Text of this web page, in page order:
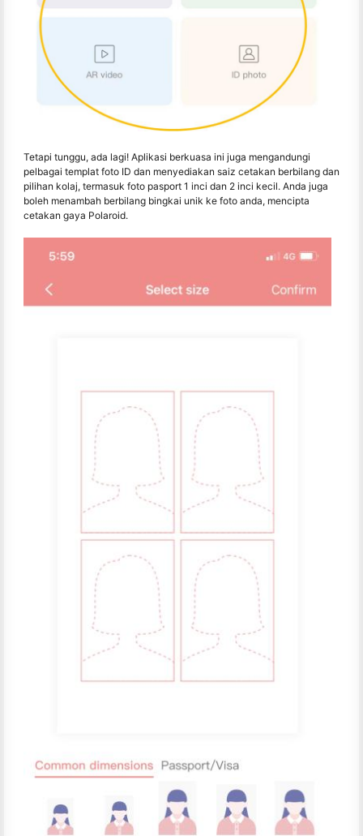
Tetapi tunggu, ada lagi! Aplikasi berkuasa ini juga mengandungi
pelbagai templat foto ID dan menyediakan saiz cetakan berbilang dan
pilihan kolaj, termasuk foto pasport 1 inci dan 2 inci kecil. Anda juga
boleh menambah berbilang bingkai unik ke foto anda, mencipta
cetakan gaya Polaroid.